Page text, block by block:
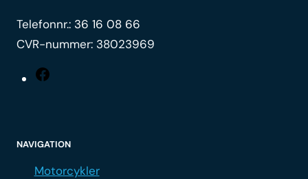
Telefonnr.: 36 16 08 66
CVR-nummer: 38023969
NAVIGATION
Motorcykler